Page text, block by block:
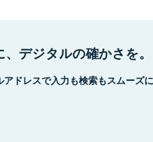
、デジタルの確かさを。
アドレスで入力も検索もスムーズ